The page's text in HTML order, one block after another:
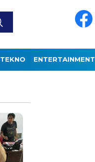
TEKNO ENTERTAINMENT